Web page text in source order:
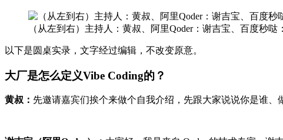
（从左到右）主持人：黄叔、阿里Qoder：谢吉宝、百度秒
以下是圆桌实录，文字经过编辑，不改变原意。
大厂是怎么定义Vibe Coding的？
黄叔： 先邀请嘉宾们挨个来做个自我介绍，先跟大家说说你是谁、